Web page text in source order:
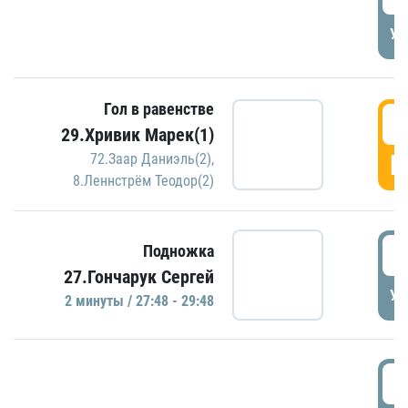
Гол в равенстве
29.Хривик Марек(1)
72.Заар Даниэль(2),
8.Леннстрём Теодор(2)
Подножка
27.Гончарук Сергей
2 минуты / 27:48 - 29:48